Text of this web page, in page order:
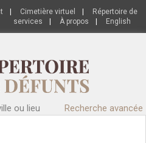
Cimetière virtuel
Répertoire de
services
À propos English
ou lieu Recherche avancée